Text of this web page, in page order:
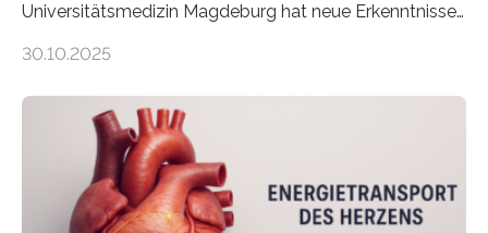
Universitätsmedizin Magdeburg hat neue Erkenntnisse
behandelt werden kann. In ihrer aktuellen Studie,
Oncology, zeigen die Forschenden, dass Mini-Tumore
aus Gewebe von Patientinnen und Patienten –
sogenannte Organoide – genutzt werden können, um
vorab zu prüfen, welche Medikamente am besten
wirken. Dabei wurde ein Eiweiß identifiziert, das künftig
30.10.2025